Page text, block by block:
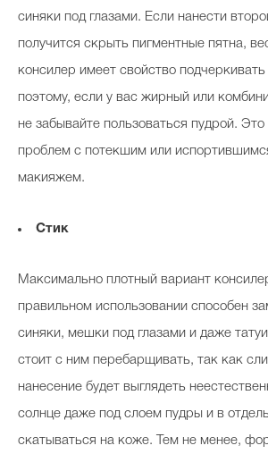
синяки под глазами. Если нанести
получится скрыть пигментные пятна,
консилер имеет свойство
поэтому, если у вас жирный или
не забывайте пользоваться пудрой. Это
проблем с потекшим или
макияжем.
Стик
Максимально плотный вариант
правильном использовании способен
синяки, мешки под глазами и даже
стоит с ним перебарщивать, так как
нанесение будет выглядеть
солнце даже под слоем пудры и в
скатываться на коже. Тем не менее,